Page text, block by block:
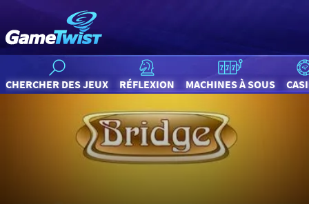
CHERCHER DES JEUX RÉFLEXION MACHINES À SOUS